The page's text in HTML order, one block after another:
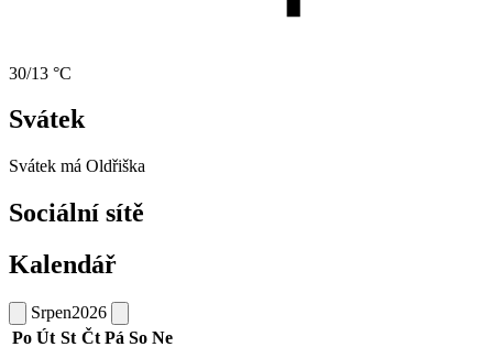
30/13 °C
Svátek
Svátek má Oldřiška
Sociální sítě
Kalendář
Srpen2026
Po Út St Čt Pá So Ne